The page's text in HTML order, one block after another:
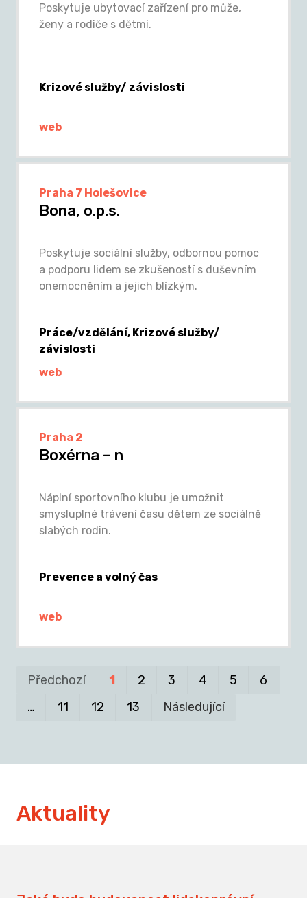
Poskytuje ubytovací zařízení pro může,
ženy a rodiče s dětmi.
Krizové služby/ závislosti
web
Praha 7 Holešovice
Bona, o.p.s.
Poskytuje sociální služby, odbornou pomoc
a podporu lidem se zkušeností s duševním
onemocněním a jejich blízkým.
Práce/vzdělání, Krizové služby/
závislosti
web
Praha 2
Boxérna – n
Náplní sportovního klubu je umožnit
smysluplné trávení času dětem ze sociálně
slabých rodin.
Prevence a volný čas
web
Předchozí 1 2 3 4 5
6
…
11 12 13 Následující
Aktuality